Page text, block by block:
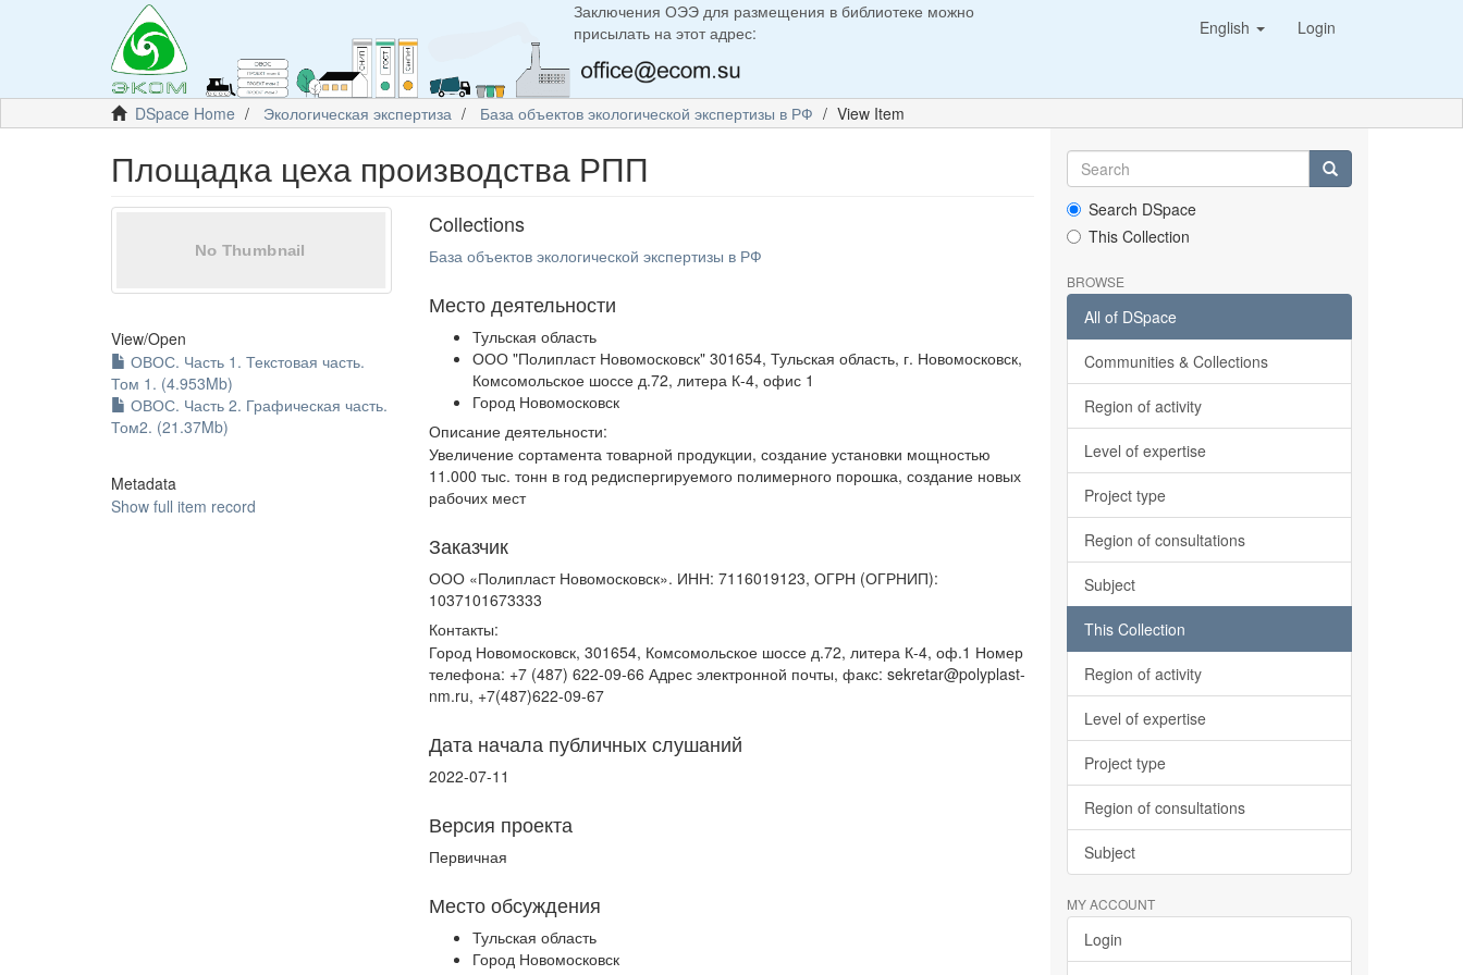
Заключения ОЭЭ для размещения в библиотеке можно
присылать на этот адрес:
English Login
DSpace Home Экологическая экспертиза База объектов экологической экспертизы в РФ View Item
Площадка цеха производства РПП
View/Open
ОВОС. Часть 1. Текстовая часть.
Том 1. (4.953Mb)
ОВОС. Часть 2. Графическая часть.
Том2. (21.37Mb)
Metadata
Show full item record
Collections
База объектов экологической экспертизы в РФ
Место деятельности
Тульская область
ООО "Полипласт Новомосковск" 301654, Тульская область, г. Новомосковск,
Комсомольское шоссе д.72, литера К-4, офис 1
Город Новомосковск
Описание деятельности:
Увеличение сортамента товарной продукции, создание установки мощностью
11.000 тыс. тонн в год редиспергируемого полимерного порошка, создание новых
рабочих мест
Заказчик
ООО «Полипласт Новомосковск». ИНН: 7116019123, ОГРН (ОГРНИП):
1037101673333
Контакты:
Город Новомосковск, 301654, Комсомольское шоссе д.72, литера К-4, оф.1 Номер
телефона: +7 (487) 622-09-66 Адрес электронной почты, факс: sekretar@polyplast-
nm.ru, +7(487)622-09-67
Дата начала публичных слушаний
2022-07-11
Версия проекта
Первичная
Место обсуждения
Тульская область
Город Новомосковск
Search DSpace
This Collection
BROWSE
All of DSpace
Communities & Collections
Region of activity
Level of expertise
Project type
Region of consultations
Subject
This Collection
Region of activity
Level of expertise
Project type
Region of consultations
Subject
MY ACCOUNT
Login